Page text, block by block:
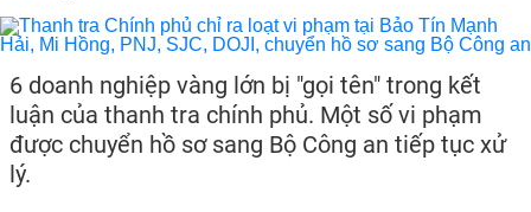
6 doanh nghiệp vàng lớn bị "gọi tên" trong kết
luận của thanh tra chính phủ. Một số vi phạm
được chuyển hồ sơ sang Bộ Công an tiếp tục xử
lý.